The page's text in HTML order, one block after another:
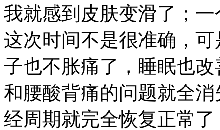
我就感到皮肤变滑了；
这次时间不是很准确，
子也不胀痛了，睡眠也
和腰酸背痛的问题就全
经周期就完全恢复正常